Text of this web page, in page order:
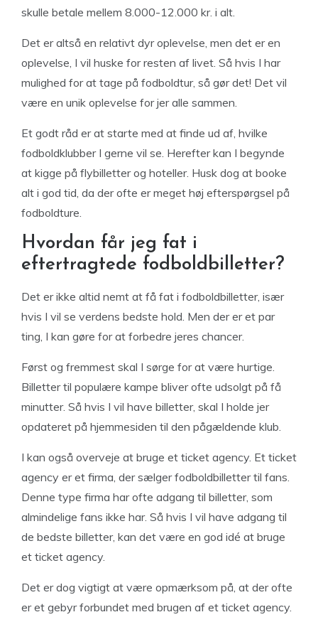
skulle betale mellem 8.000-12.000 kr. i alt.
Det er altså en relativt dyr oplevelse, men det er en
oplevelse, I vil huske for resten af livet. Så hvis I har
mulighed for at tage på fodboldtur, så gør det! Det vil
være en unik oplevelse for jer alle sammen.
Et godt råd er at starte med at finde ud af, hvilke
fodboldklubber I gerne vil se. Herefter kan I begynde
at kigge på flybilletter og hoteller. Husk dog at booke
alt i god tid, da der ofte er meget høj efterspørgsel på
fodboldture.
Hvordan får jeg fat i
eftertragtede fodboldbilletter?
Det er ikke altid nemt at få fat i fodboldbilletter, især
hvis I vil se verdens bedste hold. Men der er et par
ting, I kan gøre for at forbedre jeres chancer.
Først og fremmest skal I sørge for at være hurtige.
Billetter til populære kampe bliver ofte udsolgt på få
minutter. Så hvis I vil have billetter, skal I holde jer
opdateret på hjemmesiden til den pågældende klub.
I kan også overveje at bruge et ticket agency. Et ticket
agency er et firma, der sælger fodboldbilletter til fans.
Denne type firma har ofte adgang til billetter, som
almindelige fans ikke har. Så hvis I vil have adgang til
de bedste billetter, kan det være en god idé at bruge
et ticket agency.
Det er dog vigtigt at være opmærksom på, at der ofte
er et gebyr forbundet med brugen af et ticket agency.